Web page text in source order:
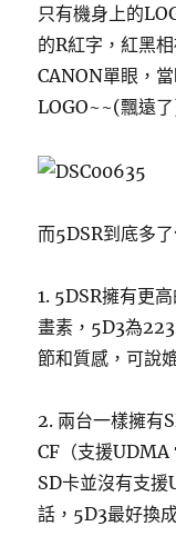
只有機身上的
的R紅字，紅黑
CANON單眼，
LOGO~~(飄遠
而5DSR到底多
1. 5DSR擁有更
畫素，5D3為
節和質感，可說
2. 兩台一樣擁有
CF（支援
SD卡並沒有支
話，5D3最好換